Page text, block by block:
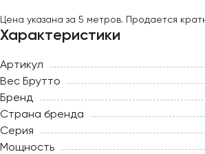
Цена указана за 5 метров. Продается
Характеристики
Артикул
Вес Брутто
Бренд
Страна бренда
Серия
Мощность